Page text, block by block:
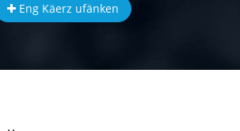
Eng Käerz ufänken